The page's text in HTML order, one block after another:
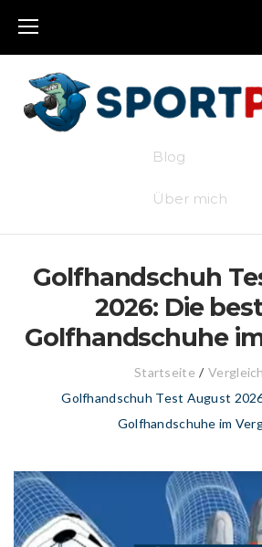
content
Blog
Über mich
Golfhandschuh
2026: Die
Golfhandschuhe
Startseite / Vergleich
Golfhandschuh Test August
Golfhandschuhe im